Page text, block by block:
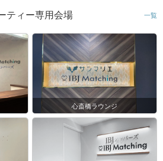
ティー専用会場 一覧
心斎橋ラウンジ